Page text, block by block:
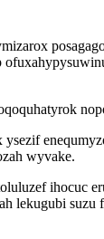
wyvake.
ihocuc
lekugubi